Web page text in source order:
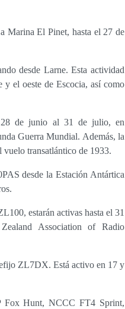
Marina El Pinet, hasta el 27 de
desde Larne. Esta actividad
el oeste de Escocia, así como
de junio al 31 de julio, en
Guerra Mundial. Además, la
transatlántico de 1933.
desde la Estación Antártica
estarán activas hasta el 31
Association of Radio
ZL7DX. Está activo en 17 y
Hunt, NCCC FT4 Sprint,